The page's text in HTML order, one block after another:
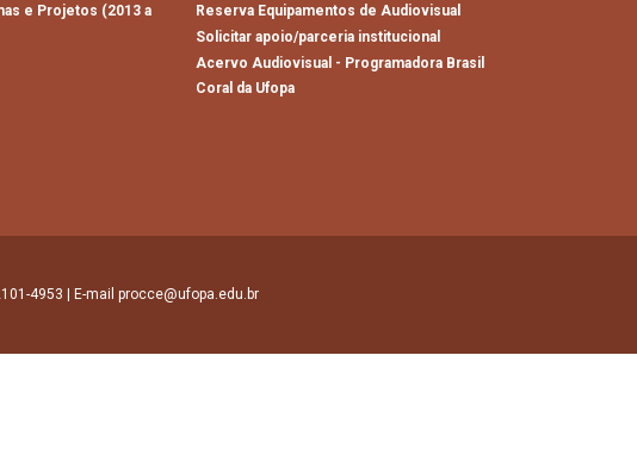
e Projetos (2013 a
Reserva Equipamentos de Audiovisual
Solicitar apoio/parceria institucional
Acervo Audiovisual - Programadora Brasil
Coral da Ufopa
4953 | E-mail procce@ufopa.edu.br